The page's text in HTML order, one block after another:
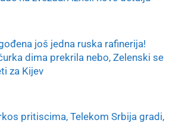
još jedna ruska rafinerija!
dima prekrila nebo, Zelenski se
za Kijev
pritiscima, Telekom Srbija gradi,